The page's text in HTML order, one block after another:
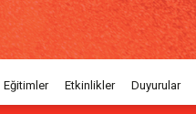
Eğitimler Etkinlikler Duyurular